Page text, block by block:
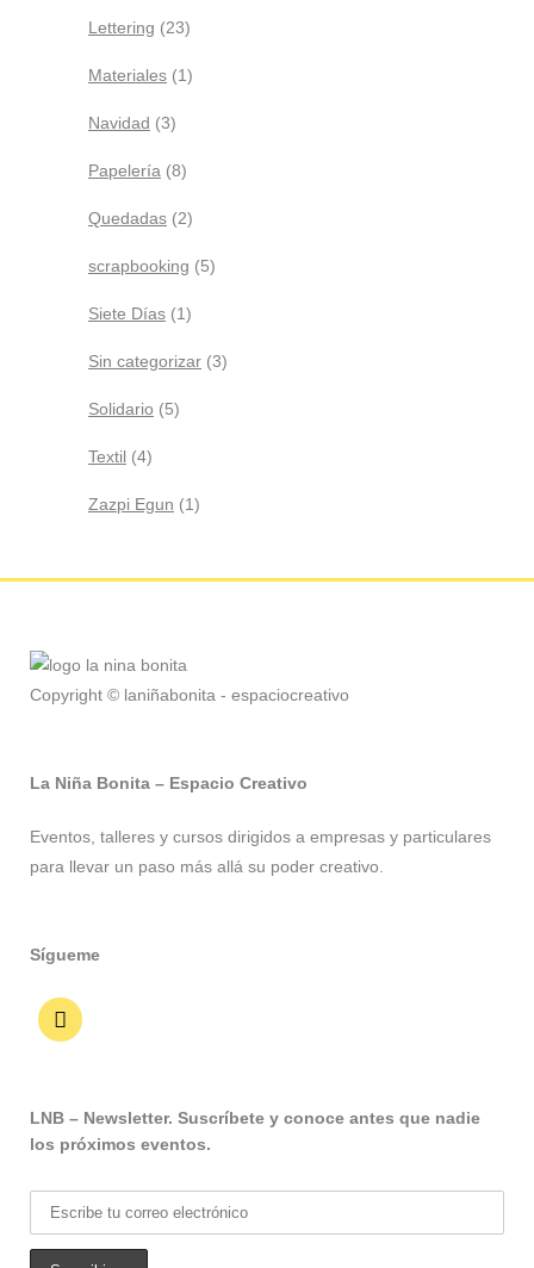
Lettering (23)
Materiales (1)
Navidad (3)
Papelería (8)
Quedadas (2)
scrapbooking (5)
Siete Días (1)
Sin categorizar (3)
Solidario (5)
Textil (4)
Zazpi Egun (1)
Copyright © laniñabonita - espaciocreativo
La Niña Bonita – Espacio Creativo
Eventos, talleres y cursos dirigidos a empresas y particulares
para llevar un paso más allá su poder creativo.
Sígueme
LNB – Newsletter. Suscríbete y conoce antes que nadie
los próximos eventos.